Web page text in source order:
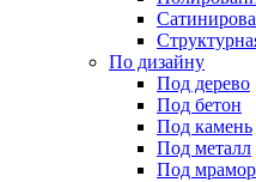
По дизайну
Под дерево
Под бетон
Под камень
Под металл
Под мрамор